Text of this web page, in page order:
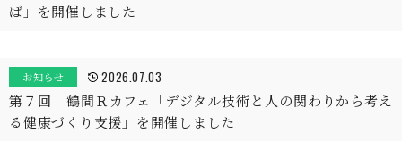
ば」を開催しました
お知らせ 2026.07.03
第７回 鶴間Ｒカフェ「デジタル技術と人の関わりから考え
る健康づくり支援」を開催しました